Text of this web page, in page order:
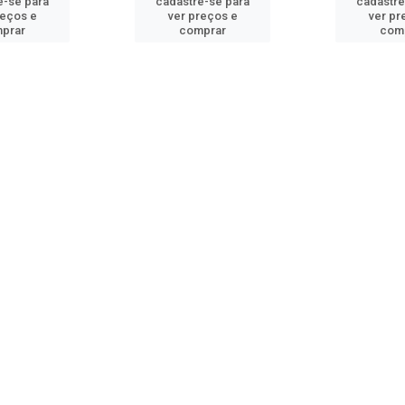
e
ver preços e
comprar
ver